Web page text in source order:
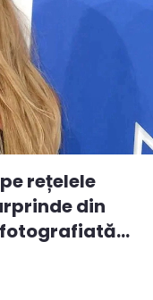
rețelele
din
fotografiată